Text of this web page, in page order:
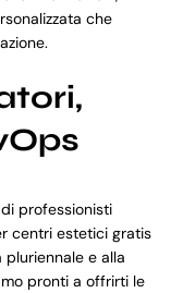
che
professionisti
centri estetici gratis
pluriennale e alla
pronti a offrirti le